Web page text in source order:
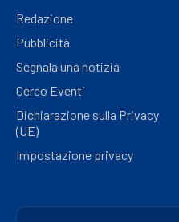
Redazione
Pubblicità
Segnala una notizia
Cerco Eventi
Dichiarazione sulla Privacy
(UE)
Impostazione privacy